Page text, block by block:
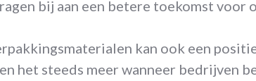
bij aan een betere toekomst voor
kan ook een
het steeds meer wanneer bedrijven